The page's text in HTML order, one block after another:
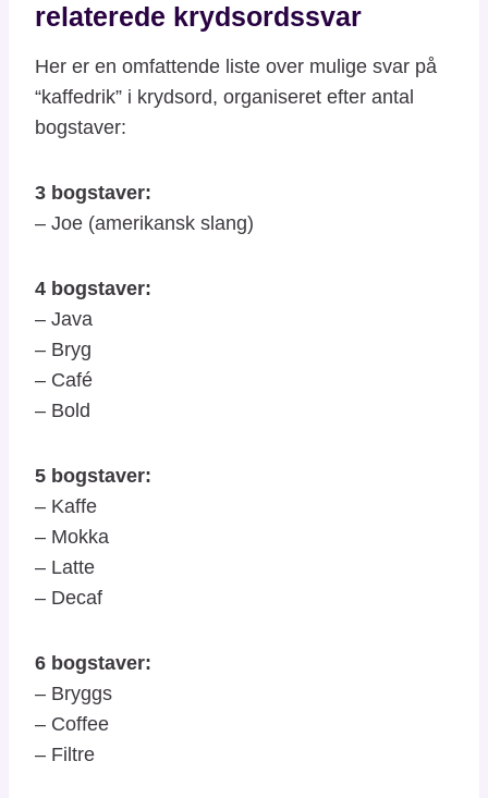
relaterede krydsordssvar
Her er en omfattende liste over mulige svar på
“kaffedrik” i krydsord, organiseret efter antal
bogstaver:
3 bogstaver:
– Joe (amerikansk slang)
4 bogstaver:
– Java
– Bryg
– Café
– Bold
5 bogstaver:
– Kaffe
– Mokka
– Latte
– Decaf
6 bogstaver:
– Bryggs
– Coffee
– Filtre